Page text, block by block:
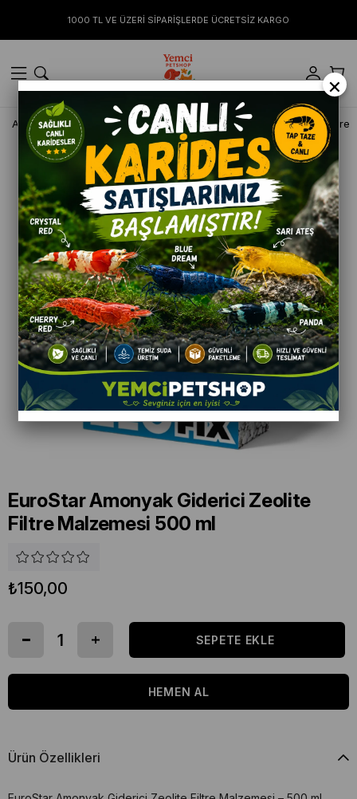
1000 TL VE ÜZERİ SİPARİŞLERDE ÜCRETSİZ KARGO
Anasayfa AKVARYUM
EuroStar Amonyak Giderici Zeolite
Filtre Malzemesi 500 ml
₺150,00
Ürün Özellikleri
×